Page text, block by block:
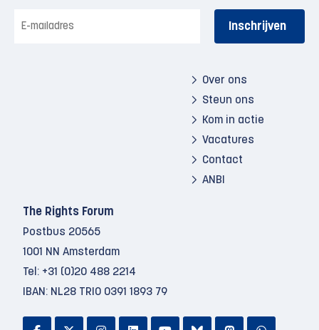
mailadres
Over ons
Steun ons
Kom in actie
Vacatures
Contact
ANBI
The Rights Forum
Postbus 20565
1001 NN Amsterdam
Tel: +31 (0)20 488 2214
IBAN: NL28 TRIO 0391 1893 79